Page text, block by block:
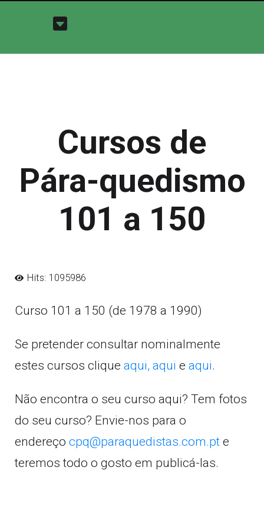
Cursos de
Pára-quedismo
101 a 150
Hits: 1095986
Curso 101 a 150 (de 1978 a 1990)
Se pretender consultar nominalmente
estes cursos clique aqui, aqui e aqui.
Não encontra o seu curso aqui? Tem fotos
do seu curso? Envie-nos para o
endereço cpq@paraquedistas.com.pt e
teremos todo o gosto em publicá-las.